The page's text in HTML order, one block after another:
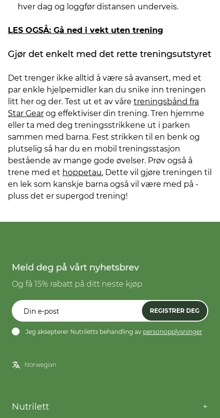
hver dag og loggfør distansen underveis.
LES OGSÅ: Gå ned i vekt uten trening
Gjør det enkelt med det rette treningsutstyret
Det trenger ikke alltid å være så avansert, med et
par enkle hjelpemidler kan du snike inn treningen
litt her og der. Test ut et av våre treningsbånd fra
Star Gear og effektiviser din trening. Tren hjemme
eller ta med deg treningsstrikkene ut i parken
sammen med barna. Fest strikken til en benk og
plutselig så har du en mobil treningsstasjon
bestående av mange gode øvelser. Prøv også å
trene med et hoppetau. Dette vil gjøre treningen til
en lek som kanskje barna også vil være med på -
pluss det er supergod trening!
Meld deg på vårt nyhetsbrev
Og få 15% rabatt på ditt neste kjøp
REGISTRER DEG
Jeg aksepterer Nutriletts behandling av personopplysninger
Nutrilett